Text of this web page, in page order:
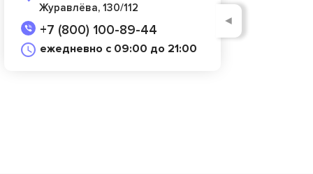
Журавлёва, 130/112
+7 (800) 100-89-44
ежедневно с 09:00 до 21:00
◄